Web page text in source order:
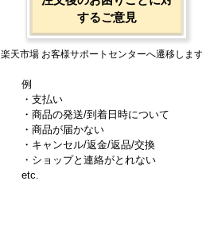
するご意見
楽天市場 お客様サポートセンターへ遷移します
例
・支払い
・商品の発送/到着日時について
・商品が届かない
・キャンセル/返金/返品/交換
・ショップと連絡がとれない
etc.